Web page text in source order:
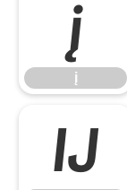
į
į
Ĳ